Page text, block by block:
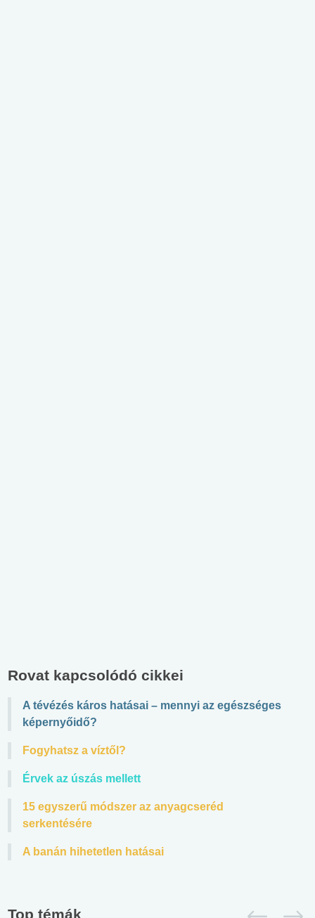
Rovat kapcsolódó cikkei
A tévézés káros hatásai – mennyi az egészséges
képernyőidő?
Fogyhatsz a víztől?
Érvek az úszás mellett
15 egyszerű módszer az anyagcseréd
serkentésére
A banán hihetetlen hatásai
Top témák